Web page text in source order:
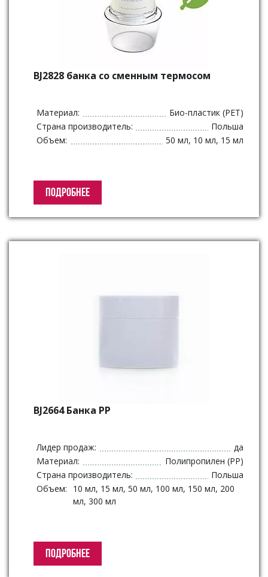
BJ2828 банка со сменным термосом
Материал:
Био-пластик (PET)
Страна производитель:
Польша
Объем:
50 мл, 10 мл, 15 мл
ПОДРОБНЕЕ
BJ2664 Банка PP
Лидер продаж:
да
Материал:
Полипропилен (PP)
Страна производитель:
Польша
Объем:
10 мл, 15 мл, 50 мл, 100 мл, 150 мл, 200
мл, 300 мл
ПОДРОБНЕЕ